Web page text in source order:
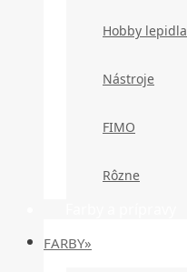
Hobby lepidla
Nástroje
FIMO
Rôzne
FARBY»